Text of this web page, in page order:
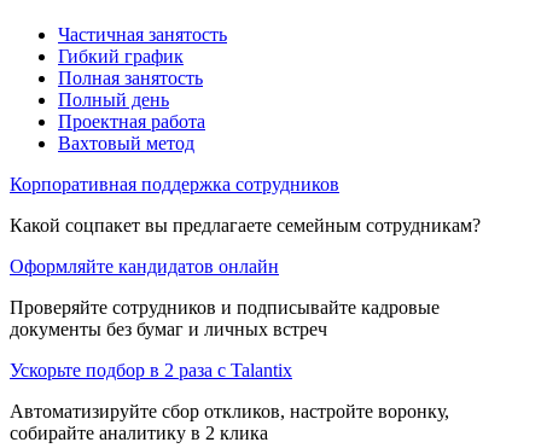
Частичная занятость
Гибкий график
Полная занятость
Полный день
Проектная работа
Вахтовый метод
Корпоративная поддержка сотрудников
Какой соцпакет вы предлагаете семейным сотрудникам?
Оформляйте кандидатов онлайн
Проверяйте сотрудников и подписывайте кадровые
документы без бумаг и личных встреч
Ускорьте подбор в 2 раза с Talantix
Автоматизируйте сбор откликов, настройте воронку,
собирайте аналитику в 2 клика